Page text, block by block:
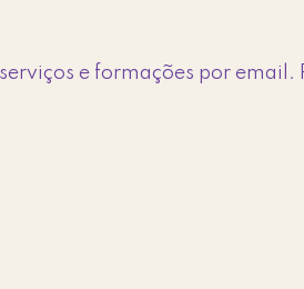
e formações por email.